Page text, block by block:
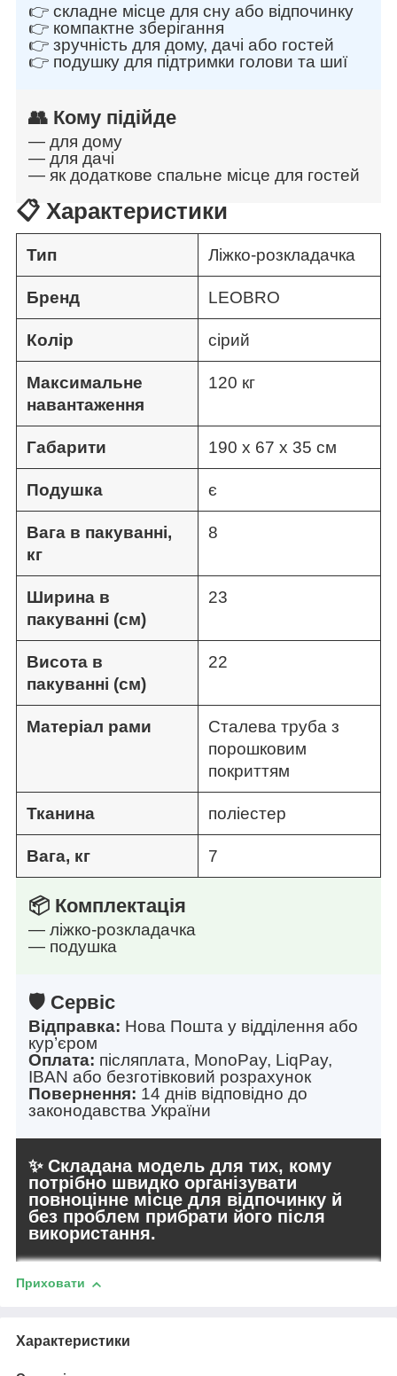
👉 складне місце для сну або відпочинку
👉 компактне зберігання
👉 зручність для дому, дачі або гостей
👉 подушку для підтримки голови та шиї
👥 Кому підійде
— для дому
— для дачі
— як додаткове спальне місце для гостей
📋 Характеристики
Тип Ліжко-розкладачка
Бренд LEOBRO
Колір сірий
Максимальне
навантаження
120 кг
Габарити 190 х 67 х 35 см
Подушка є
Вага в пакуванні,
кг
8
Ширина в
пакуванні (см)
23
Висота в
пакуванні (см)
22
Матеріал рами
Сталева труба з
порошковим
покриттям
Тканина поліестер
Вага, кг 7
📦 Комплектація
— ліжко-розкладачка
— подушка
🛡️ Сервіс
Відправка: Нова Пошта у відділення або
кур’єром
Оплата: післяплата, MonoPay, LiqPay,
IBAN або безготівковий розрахунок
Повернення: 14 днів відповідно до
законодавства України
✨ Складана модель для тих, кому
потрібно швидко організувати
повноцінне місце для відпочинку й
без проблем прибрати його після
використання.
Приховати
Характеристики